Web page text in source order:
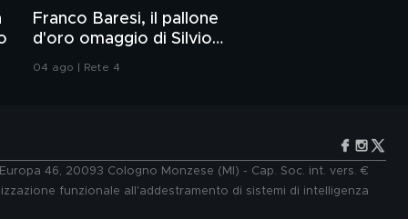
Franco Baresi, il pallone
d'oro omaggio di Silvio
Berlusconi
04 ago | Rete 4
46, 20093 Cologno Monzese (MI) - Cap. Soc. int. vers. €
funzionale all'addestramento di sistemi di intelligenza